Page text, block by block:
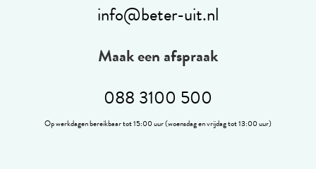
info@beter-uit.nl
Maak een afspraak
088 3100 500
Op werkdagen bereikbaar tot 15:00 uur (woensdag en vrijdag tot 13:00 uur)